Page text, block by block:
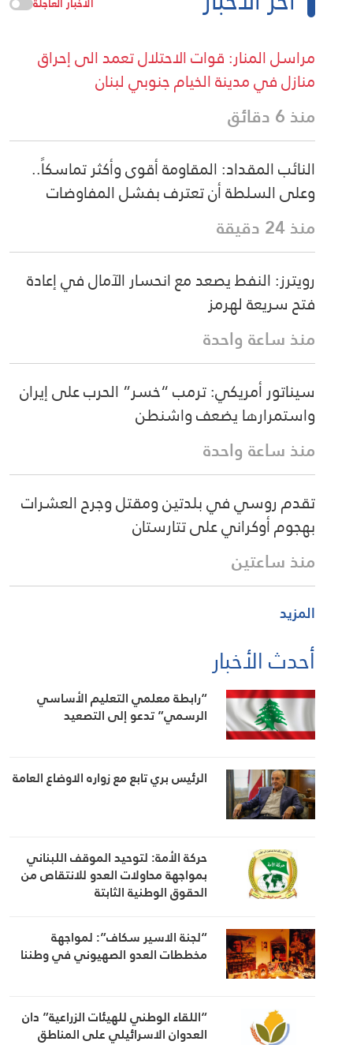
مراسل المنار: قوات الاحتلال تعمد الى إحراق
منازل في مدينة الخيام جنوبي لبنان
منذ 6 دقائق
النائب المقداد: المقاومة أقوى وأكثر تماسكاً..
وعلى السلطة أن تعترف بفشل المفاوضات
منذ 24 دقيقة
رويترز: النفط يصعد مع انحسار الآمال في إعادة
فتح سريعة لهرمز
منذ ساعة واحدة
سيناتور أمريكي: ترمب “خسر” الحرب على إيران
واستمرارها يضعف واشنطن
منذ ساعة واحدة
تقدم روسي في بلدتين ومقتل وجرح العشرات
بهجوم أوكراني على تتارستان
منذ ساعتين
المزيد
أحدث الأخبار
“رابطة معلمي التعليم الأساسي
الرسمي” تدعو إلى التصعيد
الرئيس بري تابع مع زواره الاوضاع العامة
حركة الأمة: لتوحيد الموقف اللبناني
بمواجهة محاولات العدو للانتقاص من
الحقوق الوطنية الثابتة
“لجنة الاسير سكاف”: لمواجهة
مخططات العدو الصهيوني في وطننا
“اللقاء الوطني للهيئات الزراعية” دان
العدوان الاسرائيلي على المناطق